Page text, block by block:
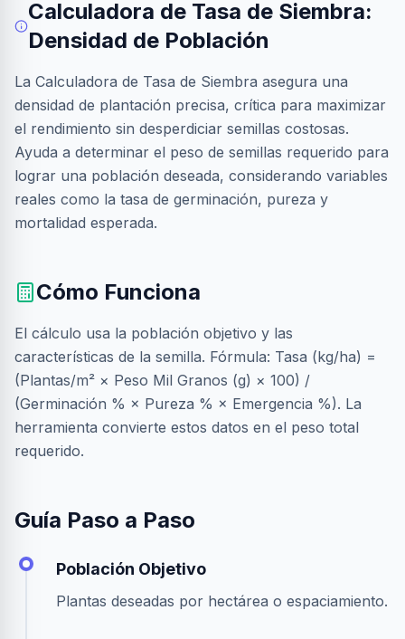
Calculadora de Tasa de Siembra:
Densidad de Población
La Calculadora de Tasa de Siembra asegura una
densidad de plantación precisa, crítica para maximizar
el rendimiento sin desperdiciar semillas costosas.
Ayuda a determinar el peso de semillas requerido para
lograr una población deseada, considerando variables
reales como la tasa de germinación, pureza y
mortalidad esperada.
Cómo Funciona
El cálculo usa la población objetivo y las
características de la semilla. Fórmula: Tasa (kg/ha) =
(Plantas/m² × Peso Mil Granos (g) × 100) /
(Germinación % × Pureza % × Emergencia %). La
herramienta convierte estos datos en el peso total
requerido.
Guía Paso a Paso
Población Objetivo
Plantas deseadas por hectárea o espaciamiento.